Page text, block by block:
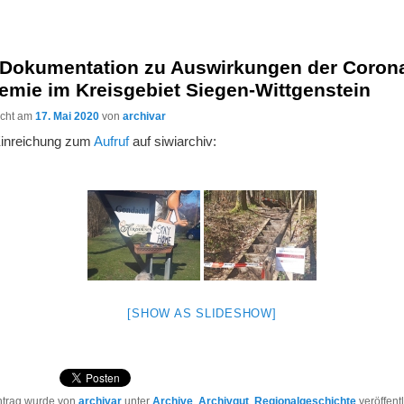
zu Auswirkungen der
im Kreisgebiet Siegen-Wittgenstein
am17. Mai 2020 vonarchivar
zumAufrufauf siwiarchiv:
[SHOW AS SLIDESHOW]
wurde vonarchivar unterArchive,Archivgut, Regionalgeschichte